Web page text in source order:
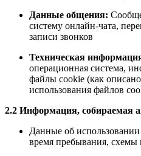
Данные общения:
систему онлайн-чата,
записи звонков
Техническая
операционная система,
файлы cookie (как
использования файлов
2.2 Информация, собираемая
Данные об
время пребывания, схемы